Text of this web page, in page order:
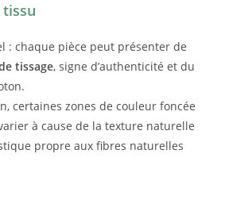
: chaque pièce peut présenter de
tissage, signe d’authenticité et du
certaines zones de couleur foncée
à cause de la texture naturelle
propre aux fibres naturelles